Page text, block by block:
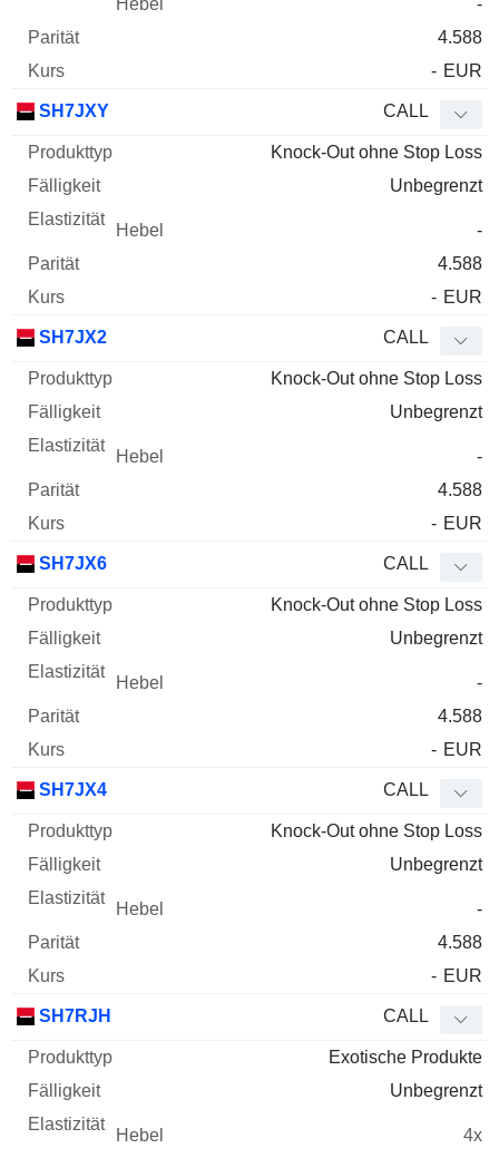
-
4.588
- EUR
SH7JXY CALL
Knock-Out ohne Stop Loss
Unbegrenzt
-
4.588
- EUR
SH7JX2 CALL
Knock-Out ohne Stop Loss
Unbegrenzt
-
4.588
- EUR
SH7JX6 CALL
Knock-Out ohne Stop Loss
Unbegrenzt
-
4.588
- EUR
SH7JX4 CALL
Knock-Out ohne Stop Loss
Unbegrenzt
-
4.588
- EUR
SH7RJH CALL
Exotische Produkte
Unbegrenzt
4x